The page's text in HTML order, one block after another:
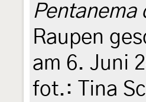
Pentanema
Raupen
am 6. Juni
fot.: Tina